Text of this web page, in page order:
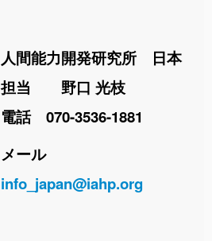
人間能力開発研究所 日本
担当 野口 光枝
電話 070-3536-1881
メール
info_japan@iahp.org